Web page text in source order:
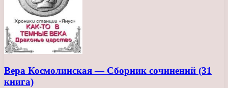
Вера Космолинская — Сборник сочинений (31
книга)